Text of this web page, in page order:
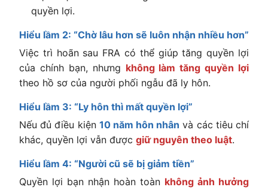
quyền lợi.
Hiểu lầm 2: “Chờ lâu hơn sẽ luôn nhận nhiều hơn”
Việc trì hoãn sau FRA có thể giúp tăng quyền lợi
của chính bạn, nhưng không làm tăng quyền lợi
theo hồ sơ của người phối ngẫu đã ly hôn.
Hiểu lầm 3: “Ly hôn thì mất quyền lợi”
Nếu đủ điều kiện 10 năm hôn nhân và các tiêu chí
khác, quyền lợi vẫn được giữ nguyên theo luật.
Hiểu lầm 4: “Người cũ sẽ bị giảm tiền”
Quyền lợi bạn nhận hoàn toàn không ảnh hưởng